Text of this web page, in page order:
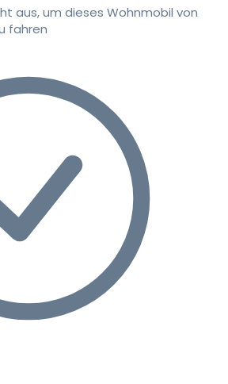
aus, um dieses Wohnmobil von
fahren